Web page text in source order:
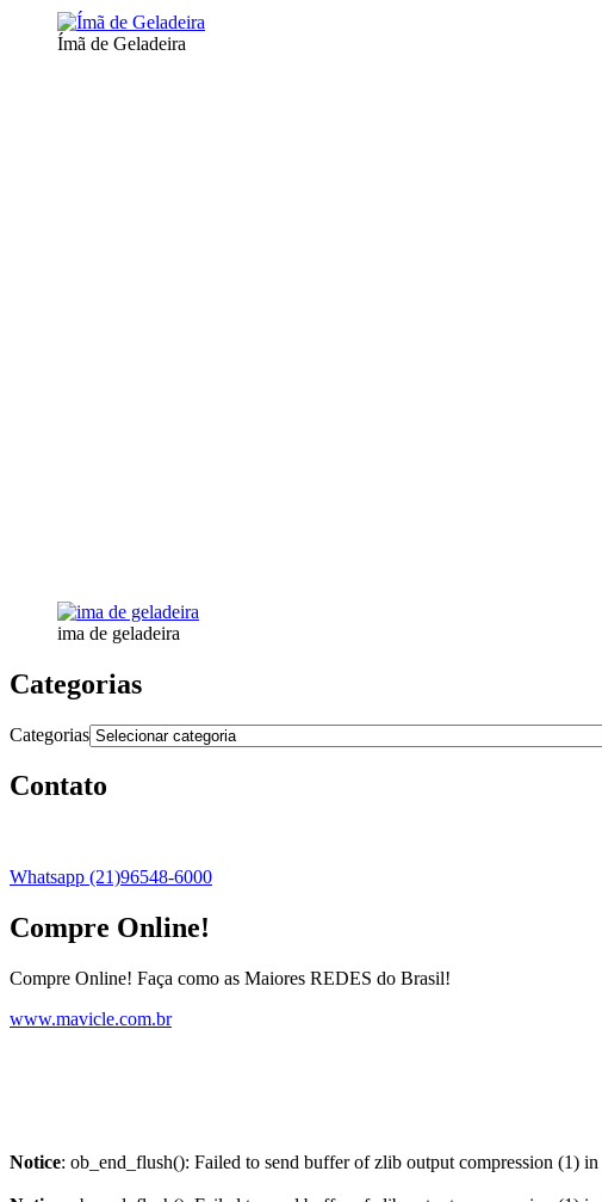
Ímã de Geladeira
ima de geladeira
Categorias
Categorias
Contato
Whatsapp (21)96548-6000
Compre Online!
Compre Online! Faça como as Maiores REDES do Brasil!
www.mavicle.com.br
Notice: ob_end_flush(): Failed to send buffer of zlib output compression (1) in